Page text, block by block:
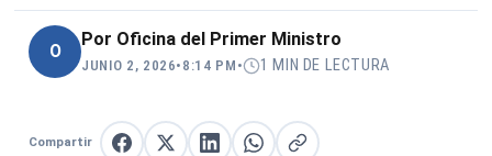
O
Por Oficina del Primer Ministro
JUNIO 2, 2026• 8:14 PM • 1 MIN DE LECTURA
Compartir Compartir en Facebook
Compartir en X
Compartir en LinkedIn
Compartir en WhatsApp
Copiar enlace